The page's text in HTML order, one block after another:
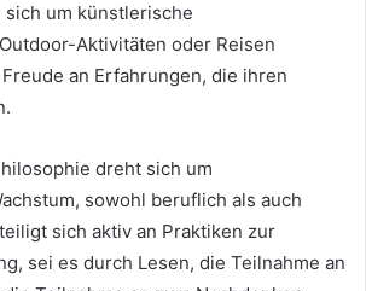
sich um künstlerische
Aktivitäten oder Reisen
an Erfahrungen, die ihren
dreht sich um
sowohl beruflich als auch
sich aktiv an Praktiken zur
sei es durch Lesen, die Teilnahme an